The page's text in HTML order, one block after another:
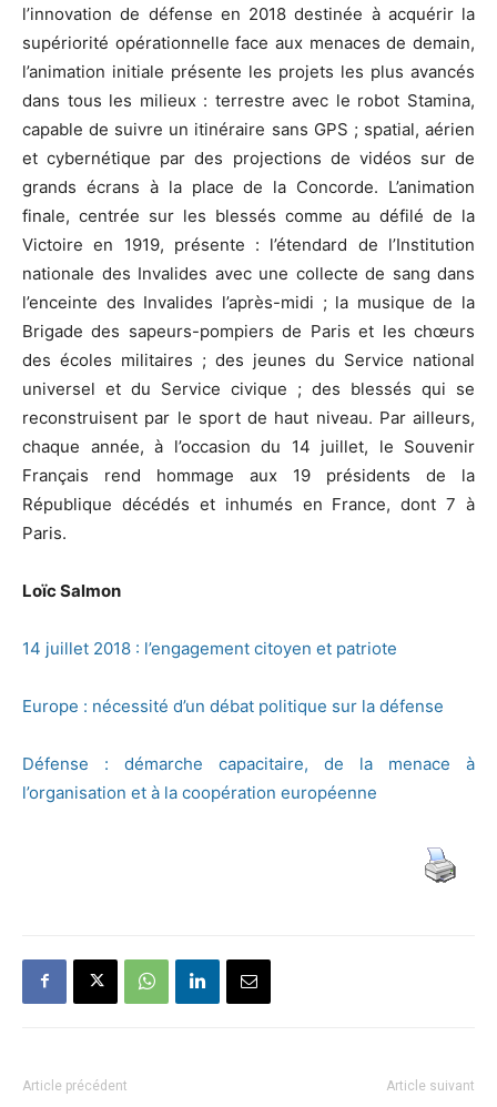
l’innovation de défense en 2018 destinée à acquérir la
supériorité opérationnelle face aux menaces de demain,
l’animation initiale présente les projets les plus avancés
dans tous les milieux : terrestre avec le robot Stamina,
capable de suivre un itinéraire sans GPS ; spatial, aérien
et cybernétique par des projections de vidéos sur de
grands écrans à la place de la Concorde. L’animation
finale, centrée sur les blessés comme au défilé de la
Victoire en 1919, présente : l’étendard de l’Institution
nationale des Invalides avec une collecte de sang dans
l’enceinte des Invalides l’après-midi ; la musique de la
Brigade des sapeurs-pompiers de Paris et les chœurs
des écoles militaires ; des jeunes du Service national
universel et du Service civique ; des blessés qui se
reconstruisent par le sport de haut niveau. Par ailleurs,
chaque année, à l’occasion du 14 juillet, le Souvenir
Français rend hommage aux 19 présidents de la
République décédés et inhumés en France, dont 7 à
Paris.
Loïc Salmon
14 juillet 2018 : l’engagement citoyen et patriote
Europe : nécessité d’un débat politique sur la défense
Défense : démarche capacitaire, de la menace à
l’organisation et à la coopération européenne
Article précédent Article suivant